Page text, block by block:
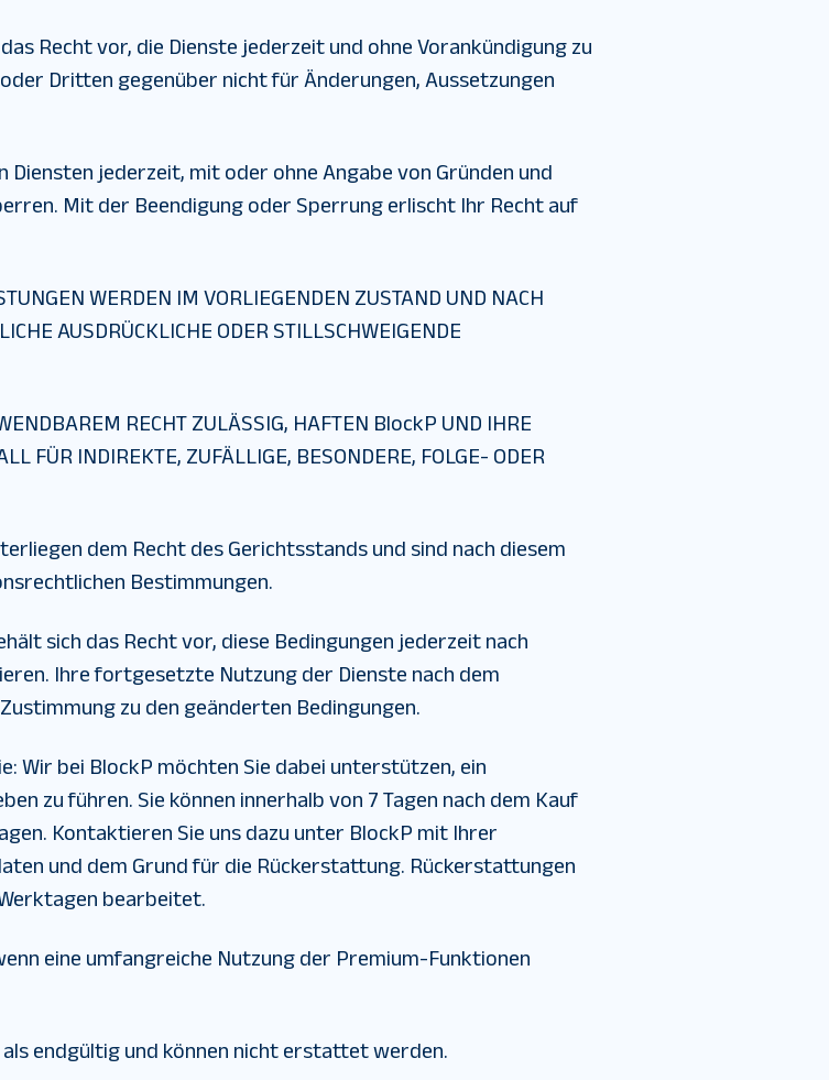
Recht vor, die Dienste jederzeit und ohne Vorankündigung zu
Dritten gegenüber nicht für Änderungen, Aussetzungen
Diensten jederzeit, mit oder ohne Angabe von Gründen und
Mit der Beendigung oder Sperrung erlischt Ihr Recht auf
WERDEN IM VORLIEGENDEN ZUSTAND UND NACH
AUSDRÜCKLICHE ODER STILLSCHWEIGENDE
RECHT ZULÄSSIG, HAFTEN BlockP UND IHRE
FÜR INDIREKTE, ZUFÄLLIGE, BESONDERE, FOLGE- ODER
dem Recht des Gerichtsstands und sind nach diesem
Bestimmungen.
sich das Recht vor, diese Bedingungen jederzeit nach
Ihre fortgesetzte Nutzung der Dienste nach dem
zu den geänderten Bedingungen.
: Wir bei BlockP möchten Sie dabei unterstützen, ein
zu führen. Sie können innerhalb von 7 Tagen nach dem Kauf
Kontaktieren Sie uns dazu unter BlockP mit Ihrer
und dem Grund für die Rückerstattung. Rückerstattungen
bearbeitet.
eine umfangreiche Nutzung der Premium-Funktionen
als endgültig und können nicht erstattet werden.